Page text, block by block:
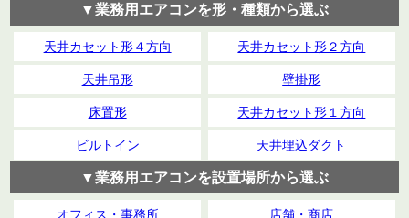
▼業務用エアコンを形・種類から選ぶ
天井カセット形４方向 天井カセット形２方向
天井吊形 壁掛形
床置形 天井カセット形１方向
ビルトイン 天井埋込ダクト
▼業務用エアコンを設置場所から選ぶ
オフィス・事務所 店舗・商店